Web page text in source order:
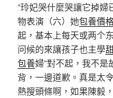
“玲妃哭什麼哭讓它掉
物表演（六）她包養價
起，基本上每天或两个
问候的來讓孩子也主學
包養婦“對不起，我不是
背，一邊道歉。真是太
熱搜頭條啊，如果陳毅